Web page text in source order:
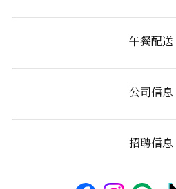
午餐配送
公司信息
招聘信息